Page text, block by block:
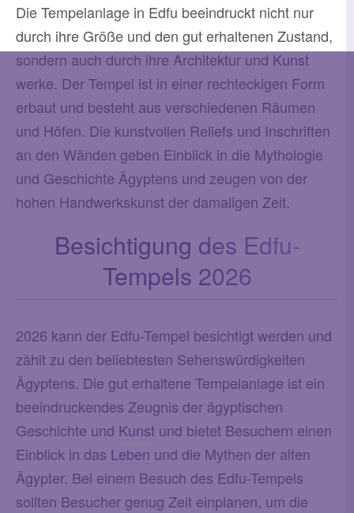
Die Tempelanlage in Edfu beeindruckt nicht nur
durch ihre Größe und den gut erhaltenen Zustand,
sondern auch durch ihre Architektur und Kunst
werke. Der Tempel ist in einer rechteckigen Form
erbaut und besteht aus verschiedenen Räumen
und Höfen. Die kunstvollen Reliefs und Inschriften
an den Wänden geben Einblick in die Mythologie
und Geschichte Ägyptens und zeugen von der
hohen Handwerkskunst der damaligen Zeit.
Besichtigung des Edfu-
Tempels 2026
2026 kann der Edfu-Tempel besichtigt werden und
zählt zu den beliebtesten Sehenswürdigkeiten
Ägyptens. Die gut erhaltene Tempelanlage ist ein
beeindruckendes Zeugnis der ägyptischen
Geschichte und Kunst und bietet Besuchern einen
Einblick in das Leben und die Mythen der alten
Ägypter. Bei einem Besuch des Edfu-Tempels
sollten Besucher genug Zeit einplanen, um die